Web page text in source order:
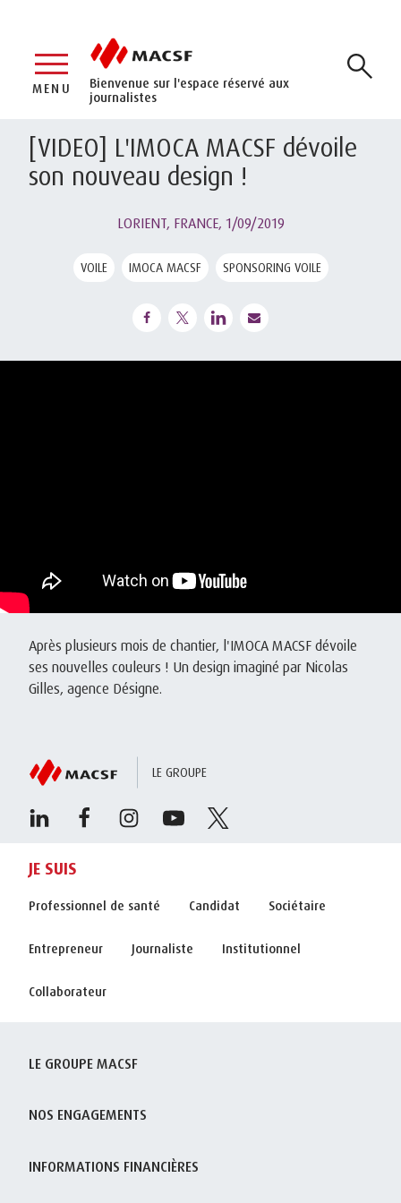
Bienvenue sur l'espace réservé aux
journalistes
MENU
[VIDEO] L'IMOCA MACSF dévoile
son nouveau design !
LORIENT, FRANCE, 1/09/2019
VOILE IMOCA MACSF SPONSORING VOILE
Après plusieurs mois de chantier, l'IMOCA MACSF dévoile
ses nouvelles couleurs ! Un design imaginé par Nicolas
Gilles, agence Désigne.
LE GROUPE
JE SUIS
Professionnel de santé Candidat Sociétaire
Entrepreneur Journaliste Institutionnel
Collaborateur
LE GROUPE MACSF
NOS ENGAGEMENTS
INFORMATIONS FINANCIÈRES